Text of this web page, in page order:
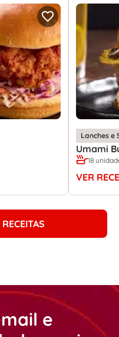
Lanches e
Umami
18
VER
e